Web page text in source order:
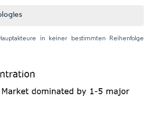
Hauptakteure in keiner bestimmten Reihenfolge